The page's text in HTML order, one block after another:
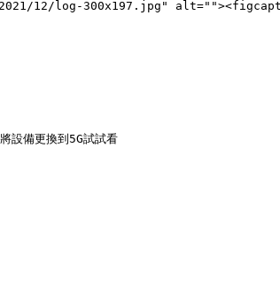
12/log-300x197.jpg"
設備更換到5G試試看